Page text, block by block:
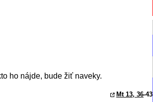
ho nájde, bude žiť naveky.
Mt 13, 36-43